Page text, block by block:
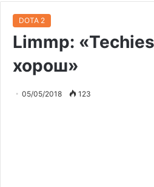
DOTA 2
Limmp:
хорош»
05/05/2018 123